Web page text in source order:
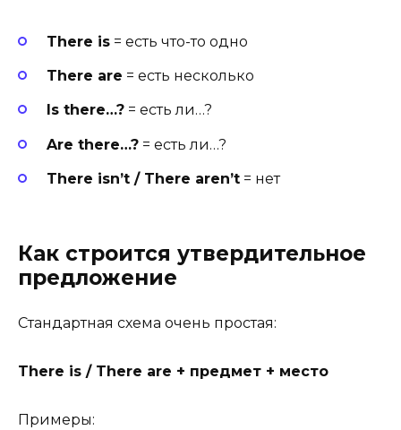
There is = есть что-то одно
There are = есть несколько
Is there…? = есть ли…?
Are there…? = есть ли…?
There isn’t / There aren’t = нет
Как строится утвердительное
предложение
Стандартная схема очень простая:
There is / There are + предмет + место
Примеры: